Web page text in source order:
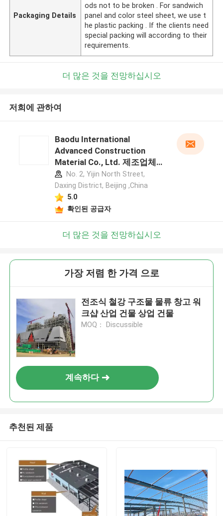
Packaging Details
ods not to be broken . For sandwich
panel and color steel sheet, we use t
he plastic packing . If the clients need
special packing will according to their
requirements.
더 많은 것을 전망하십시오
저희에 관하여
Baodu International
Advanced Construction
Material Co., Ltd. 제조업체
프로필No. 2, Yijin North Street,
Daxing District, Beijing ,China
5.0
확인된 공급자
더 많은 것을 전망하십시오
가장 저렴 한 가격 으로
전조식 철강 구조물 물류 창고 워
크샵 산업 건물 상업 건물
MOQ： Discussible
계속하다
추천된 제품